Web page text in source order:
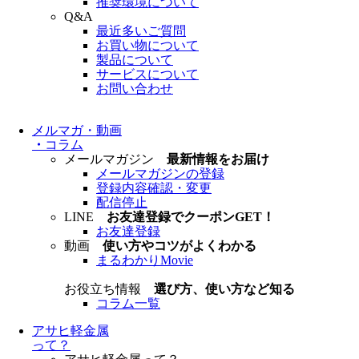
Q&A
最近多いご質問
お買い物について
製品について
サービスについて
お問い合わせ
メルマガ・動画
・ コラム
メールマガジン 最新情報をお届け
メールマガジンの登録
登録内容確認・変更
配信停止
LINE お友達登録でクーポンGET！
お友達登録
動画 使い方やコツがよくわかる
まるわかりMovie
お役立ち情報 選び方、使い方など知る
コラム一覧
アサヒ軽金属
って？